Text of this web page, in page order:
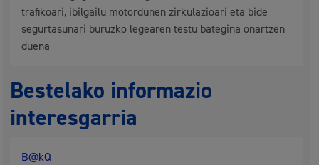
trafikoari, ibilgailu motordunen zirkulazioari eta bide
segurtasunari buruzko legearen testu bategina onartzen
duena
Bestelako informazio
interesgarria
B@kQ